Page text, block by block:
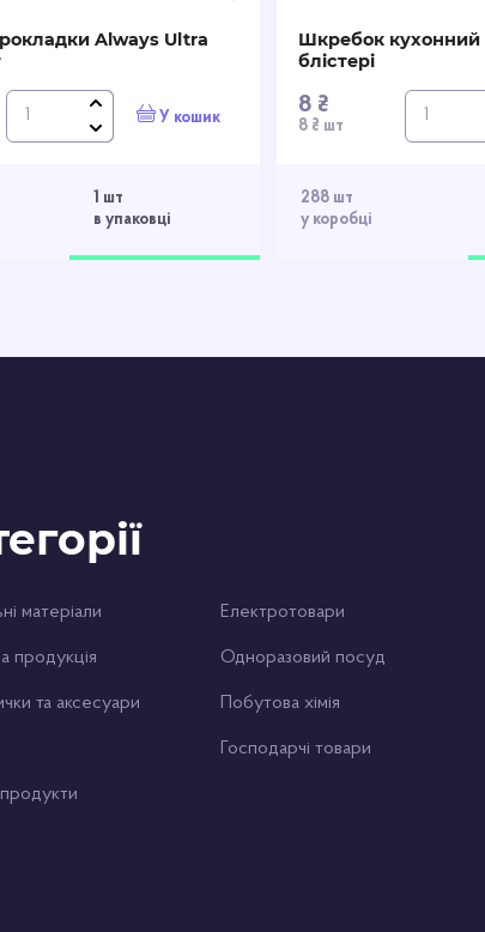
1 шт
в упаковці
прокладки Always Ultra
У кошик
288 шт
у коробці
Шкребок кухонний
блістері
8 ₴
8 ₴ шт
матеріали Електротовари
продукція Одноразовий посуд
та аксесуари Побутова хімія
Господарчі товари